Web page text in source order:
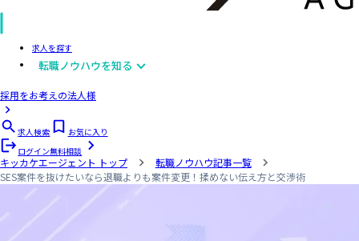
求人を探す
転職ノウハウを知る
採用をお考えの法人様
求人検索
お気に入り
ログイン無料相談
キッカケエージェント トップ
転職ノウハウ記事一覧
SES案件を抜けたいなら退職よりも案件変更！揉めない伝え方と交渉術